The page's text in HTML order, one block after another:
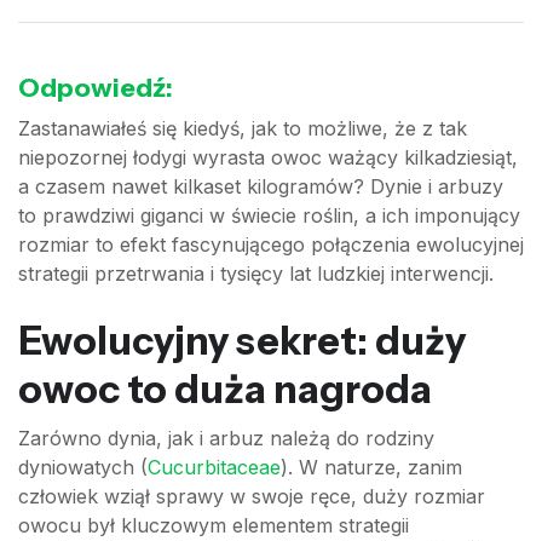
Odpowiedź:
Zastanawiałeś się kiedyś, jak to możliwe, że z tak
niepozornej łodygi wyrasta owoc ważący kilkadziesiąt,
a czasem nawet kilkaset kilogramów? Dynie i arbuzy
to prawdziwi giganci w świecie roślin, a ich imponujący
rozmiar to efekt fascynującego połączenia ewolucyjnej
strategii przetrwania i tysięcy lat ludzkiej interwencji.
Ewolucyjny sekret: duży
owoc to duża nagroda
Zarówno dynia, jak i arbuz należą do rodziny
dyniowatych (Cucurbitaceae). W naturze, zanim
człowiek wziął sprawy w swoje ręce, duży rozmiar
owocu był kluczowym elementem strategii